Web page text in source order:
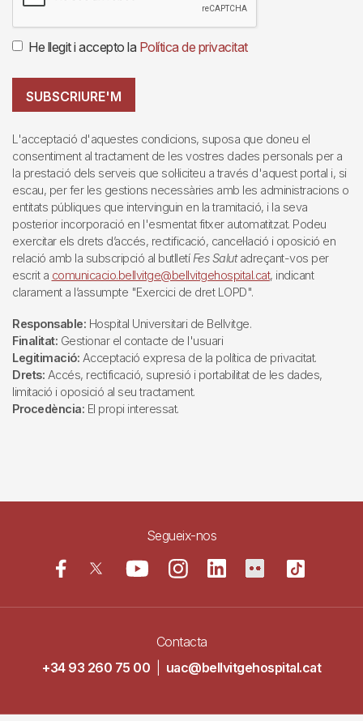
He llegit i accepto la Política de privacitat
SUBSCRIURE'M
L'acceptació d'aquestes condicions, suposa que doneu el
consentiment al tractament de les vostres dades personals per a
la prestació dels serveis que sol·liciteu a través d'aquest portal i, si
escau, per fer les gestions necessàries amb les administracions o
entitats públiques que intervinguin en la tramitació, i la seva
posterior incorporació en l'esmentat fitxer automatitzat. Podeu
exercitar els drets d’accés, rectificació, cancel·lació i oposició en
relació amb la subscripció al butlletí Fes Salutadreçant-vos per
escrit a comunicacio.bellvitge@bellvitgehospital.cat, indicant
clarament a l’assumpte "Exercici de dret LOPD".
Responsable: Hospital Universitari de Bellvitge.
Finalitat: Gestionar el contacte de l'usuari
Legitimació: Acceptació expresa de la política de privacitat.
Drets: Accés, rectificació, supresió i portabilitat de les dades,
limitació i oposició al seu tractament.
Procedència: El propi interessat.
Segueix-nos
Contacta
+34 93 260 75 00
uac@bellvitgehospital.cat